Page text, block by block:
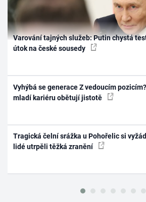
Varování tajných služeb: Putin chystá
útok na české sousedy
Vyhýbá se generace Z vedoucím
mladí kariéru obětují jistotě
Tragická čelní srážka u Pohořelic si
lidé utrpěli těžká zranění